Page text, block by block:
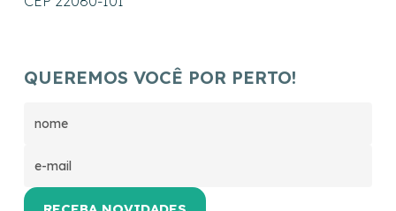
QUEREMOS VOCÊ POR PERTO!